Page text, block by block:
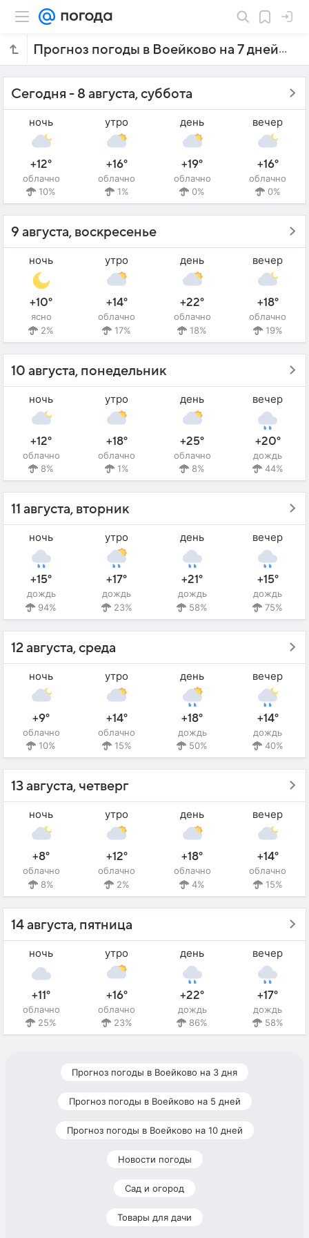
Прогноз погоды в Воейково на 7 дней
Сегодня - 8 августа, суббота
ночь
+12°
облачно
10%
утро
+16°
облачно
1%
день
+19°
облачно
0%
вечер
+16°
облачно
0%
9 августа, воскресенье
ночь
+10°
ясно
2%
утро
+14°
облачно
17%
день
+22°
облачно
18%
вечер
+18°
облачно
19%
10 августа, понедельник
ночь
+12°
облачно
8%
утро
+18°
облачно
1%
день
+25°
облачно
8%
вечер
+20°
дождь
44%
11 августа, вторник
ночь
+15°
дождь
94%
утро
+17°
дождь
23%
день
+21°
дождь
58%
вечер
+15°
дождь
75%
12 августа, среда
ночь
+9°
облачно
10%
утро
+14°
облачно
15%
день
+18°
дождь
50%
вечер
+14°
дождь
40%
13 августа, четверг
ночь
+8°
облачно
8%
утро
+12°
облачно
2%
день
+18°
облачно
4%
вечер
+14°
облачно
15%
14 августа, пятница
ночь
+11°
облачно
25%
утро
+16°
облачно
23%
день
+22°
дождь
86%
вечер
+17°
дождь
58%
Прогноз погоды в Воейково на 3 дня
Прогноз погоды в Воейково на 5 дней
Прогноз погоды в Воейково на 10 дней
Новости погоды
Сад и огород
Товары для дачи